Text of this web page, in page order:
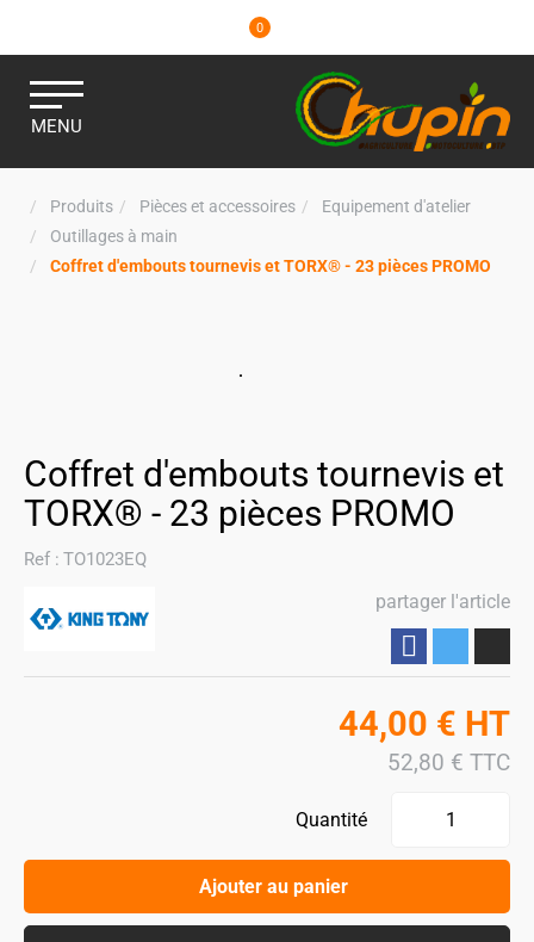
0
MENU
Produits Pièces et accessoires
Equipement d'atelier
Outillages à main
Coffret d'embouts tournevis et TORX® - 23 pièces PROMO
Coffret d'embouts tournevis et
TORX® - 23 pièces PROMO
Ref : TO1023EQ
partager l'article
44,00 € HT
52,80 € TTC
Quantité
Ajouter au panier